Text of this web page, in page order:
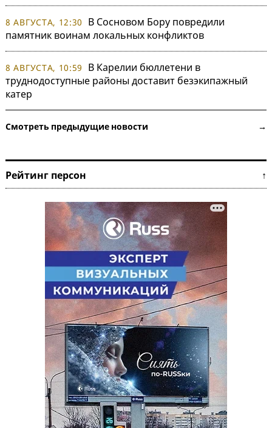
8 АВГУСТА, 12:30
В Сосновом Бору повредили
памятник воинам локальных конфликтов
8 АВГУСТА, 10:59
В Карелии бюллетени в
труднодоступные районы доставит безэкипажный
катер
Смотреть предыдущие новости →
Рейтинг персон ↑